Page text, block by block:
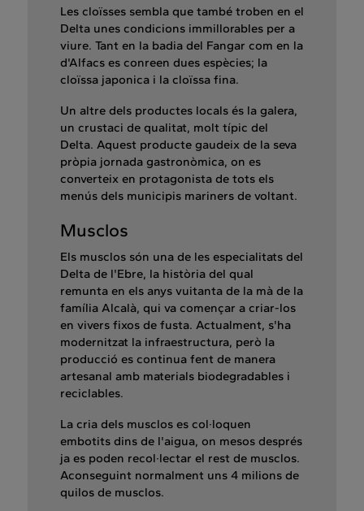
Les cloïsses sembla que també troben en el
Delta unes condicions immillorables per a
viure. Tant en la badia del Fangar com en la
d'Alfacs es conreen dues espècies; la
cloïssa japonica i la cloïssa fina.
Un altre dels productes locals és la galera,
un crustaci de qualitat, molt típic del
Delta. Aquest producte gaudeix de la seva
pròpia jornada gastronòmica, on es
converteix en protagonista de tots els
menús dels municipis mariners de voltant.
Musclos
Els musclos són una de les especialitats del
Delta de l'Ebre, la història del qual
remunta en els anys vuitanta de la mà de la
família Alcalà, qui va començar a criar-los
en vivers fixos de fusta. Actualment, s'ha
modernitzat la infraestructura, però la
producció es continua fent de manera
artesanal amb materials biodegradables i
reciclables.
La cria dels musclos es col·loquen
embotits dins de l'aigua, on mesos després
ja es poden recol·lectar el rest de musclos.
Aconseguint normalment uns 4 milions de
quilos de musclos.